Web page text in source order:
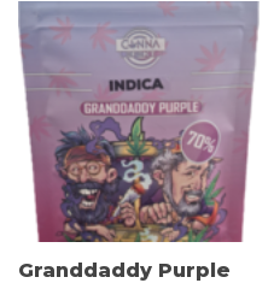
Granddaddy Purple